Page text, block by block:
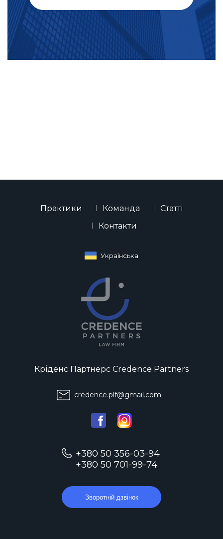
Практики Команда
Статті
Контакти
Українська
Кріденс Партнерс Credence Partners
credence.plf@gmail.com
+380 50 356-03-94
+380 50 701-99-74
Зворотній дзвінок